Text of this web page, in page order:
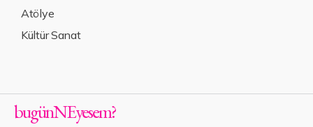
Atölye
Kültür Sanat
bugünNEyesem?